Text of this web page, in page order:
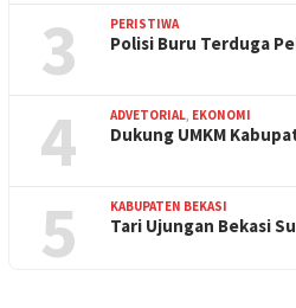
3 PERISTIWA
Polisi Buru Terduga
4 ADVETORIAL, EKONOMI
Dukung UMKM
5 KABUPATEN BEKASI
Tari Ujungan Bekasi